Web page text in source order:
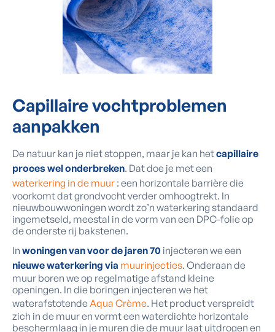
Capillaire vochtproblemen
aanpakken
De natuur kan je niet stoppen, maar je kan hetcapillaire
proces wel onderbreken. Dat doe je met een
waterkering in de muur : een horizontale barrière die
voorkomt dat grondvocht verder omhoogtrekt. In
nieuwbouwwoningen wordt zo’n waterkering standaard
ingemetseld, meestal in de vorm van een DPC-folie op
de onderste rij bakstenen.
In woningen van voor de jaren 70 injecteren we een
nieuwe waterkering via muurinjecties. Onderaan de
muur boren we op regelmatige afstand kleine
openingen. In die boringen injecteren we het
waterafstotendeAqua Crème. Het product verspreidt
zich in de muur en vormt een waterdichte horizontale
beschermlaag in je muren die de muur laat uitdrogen en